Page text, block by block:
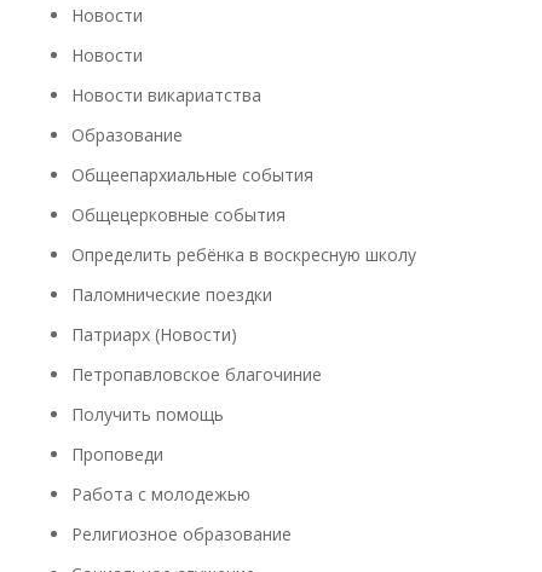
Новости
Новости
Новости викариатства
Образование
Общеепархиальные события
Общецерковные события
Определить ребёнка в воскресную школу
Паломнические поездки
Патриарх (Новости)
Петропавловское благочиние
Получить помощь
Проповеди
Работа с молодежью
Религиозное образование